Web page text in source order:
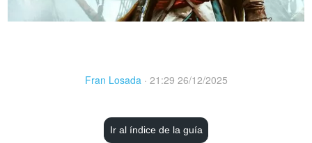
Fran Losada · 21:29 26/12/2025
Ir al índice de la guía